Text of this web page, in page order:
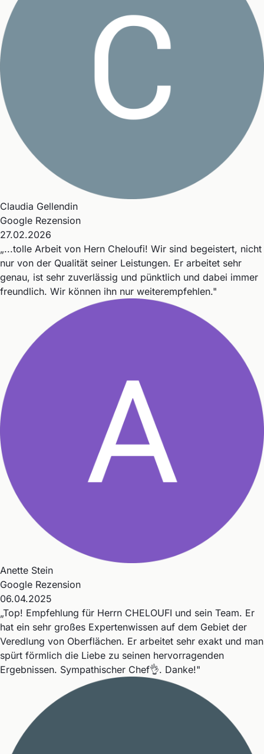
Claudia Gellendin
Google Rezension
27.02.2026
„...tolle Arbeit von Hern Cheloufi! Wir sind begeistert, nicht
nur von der Qualität seiner Leistungen. Er arbeitet sehr
genau, ist sehr zuverlässig und pünktlich und dabei immer
freundlich. Wir können ihn nur weiterempfehlen."
Anette Stein
Google Rezension
06.04.2025
„Top! Empfehlung für Herrn CHELOUFI und sein Team. Er
hat ein sehr großes Expertenwissen auf dem Gebiet der
Veredlung von Oberflächen. Er arbeitet sehr exakt und man
spürt förmlich die Liebe zu seinen hervorragenden
Ergebnissen. Sympathischer Chef👌. Danke!"